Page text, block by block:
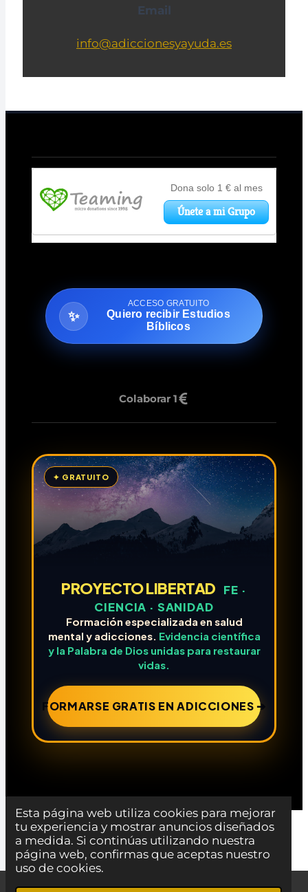
Esta página web utiliza cookies para mejorar
tu experiencia y mostrar anuncios diseñados
a medida. Si continúas utilizando nuestra
página web, confirmas que aceptas nuestro
uso de cookies.
Email
info@adiccionesyayuda.es
✨
ACCESO GRATUITO
Quiero recibir Estudios
Bíblicos
Colaborar 1
✦ GRATUITO
PROYECTO LIBERTAD
FE ·
CIENCIA · SANIDAD
Formación especializada en salud
mental y adicciones. Evidencia científica
y la Palabra de Dios unidas para restaurar
vidas.
FORMARSE GRATIS EN ADICCIONES ➔